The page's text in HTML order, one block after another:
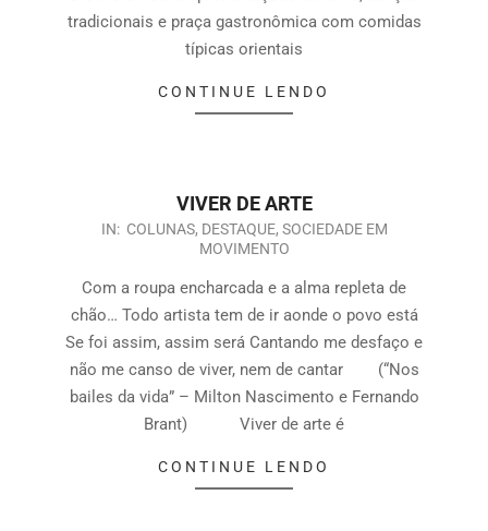
tradicionais e praça gastronômica com comidas
típicas orientais
CONTINUE LENDO
VIVER DE ARTE
IN: COLUNAS, DESTAQUE, SOCIEDADE EM
MOVIMENTO
Com a roupa encharcada e a alma repleta de
chão… Todo artista tem de ir aonde o povo está
Se foi assim, assim será Cantando me desfaço e
não me canso de viver, nem de cantar (“Nos
bailes da vida” – Milton Nascimento e Fernando
Brant) Viver de arte é
CONTINUE LENDO